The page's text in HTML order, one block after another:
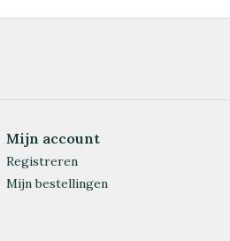
Mijn account
Registreren
Mijn bestellingen